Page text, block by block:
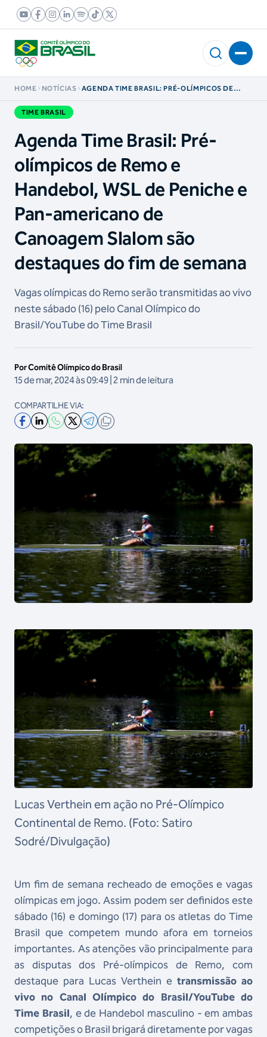
HOME NOTÍCIAS
AGENDA TIME BRASIL: PRÉ-OLÍMPICOS DE
TIME BRASIL
Agenda Time Brasil: Pré-
olímpicos de Remo e
Handebol, WSL de Peniche e
Pan-americano de
Canoagem Slalom são
destaques do fim de semana
Vagas olímpicas do Remo serão transmitidas ao vivo
neste sábado (16) pelo Canal Olímpico do
Brasil/YouTube do Time Brasil
Por Comitê Olímpico do Brasil
15 de mar, 2024 às 09:49 | 2 min de leitura
COMPARTILHE VIA:
Lucas Verthein em ação no Pré-Olímpico
Continental de Remo. (Foto: Satiro
Sodré/Divulgação)
Um fim de semana recheado de emoções e vagas
olímpicas em jogo. Assim podem ser definidos este
sábado (16) e domingo (17) para os atletas do Time
Brasil que competem mundo afora em torneios
importantes. As atenções vão principalmente para
as disputas dos Pré-olímpicos de Remo, com
destaque para Lucas Verthein e transmissão ao
vivo no Canal Olímpico do Brasil/YouTube do
Time Brasil, e de Handebol masculino - em ambas
competições o Brasil brigará diretamente por vagas